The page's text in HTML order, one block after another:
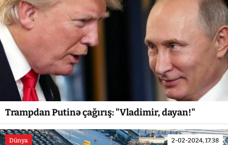
Trampdan Putinə çağırış: "Vladimir, dayan!"
Dünya 2-02-2024, 17:38